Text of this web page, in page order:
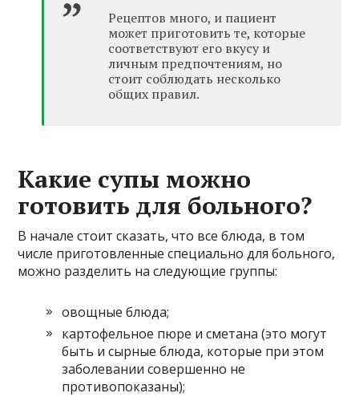
Рецептов много, и пациент
может приготовить те, которые
соответствуют его вкусу и
личным предпочтениям, но
стоит соблюдать несколько
общих правил.
Какие супы можно
готовить для больного?
В начале стоит сказать, что все блюда, в том
числе приготовленные специально для больного,
можно разделить на следующие группы:
овощные блюда;
картофельное пюре и сметана (это могут
быть и сырные блюда, которые при этом
заболевании совершенно не
противопоказаны);